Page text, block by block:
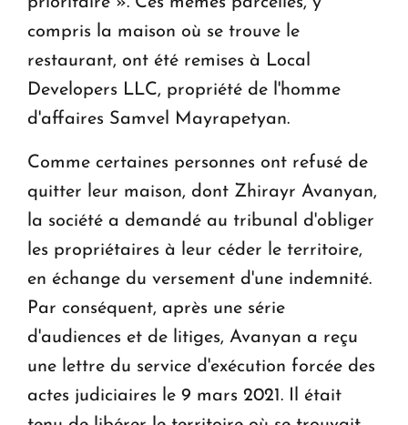
compris la maison où se trouve le
restaurant, ont été remises à Local
Developers LLC, propriété de l'homme
d'affaires Samvel Mayrapetyan.
Comme certaines personnes ont refusé de
quitter leur maison, dont Zhirayr Avanyan,
la société a demandé au tribunal d'obliger
les propriétaires à leur céder le territoire,
en échange du versement d'une indemnité.
Par conséquent, après une série
d'audiences et de litiges, Avanyan a reçu
une lettre du service d'exécution forcée des
actes judiciaires le 9 mars 2021. Il était